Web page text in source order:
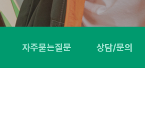
자주묻는질문 상담/문의